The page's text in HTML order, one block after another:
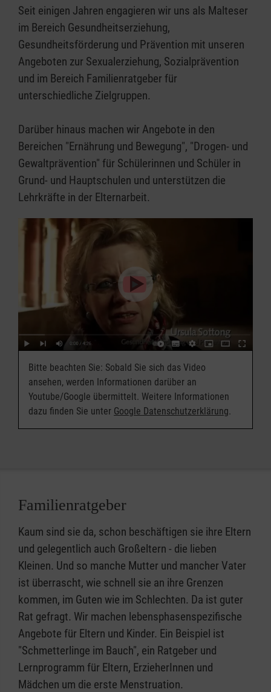
Seit einigen Jahren engagieren wir uns als Malteser
im Bereich Gesundheitserziehung,
Gesundheitsförderung und Prävention mit unseren
Angeboten zur Sexualerziehung, Sozialprävention
und im Bereich Familienratgeber für
unterschiedliche Zielgruppen.
Darüber hinaus machen wir Angebote in den
Bereichen "Ernährung und Bewegung", "Drogen- und
Gewaltprävention" für Schülerinnen und Schüler in
Grund- und Hauptschulen und unterstützen die
Lehrkräfte in der Elternarbeit.
Bitte beachten Sie: Sobald Sie sich das Video
ansehen, werden Informationen darüber an
Youtube/Google übermittelt. Weitere Informationen
dazu finden Sie unter Google Datenschutzerklärung.
Familienratgeber
Kaum sind sie da, schon beschäftigen sie ihre Eltern
und gelegentlich auch Großeltern - die lieben
Kleinen. Und so manche Mutter und mancher Vater
ist überrascht, wie schnell sie an ihre Grenzen
kommen, im Guten wie im Schlechten. Da ist guter
Rat gefragt. Wir machen lebensphasenspezifische
Angebote für Eltern und Kinder. Ein Beispiel ist
"Schmetterlinge im Bauch", ein Ratgeber und
Lernprogramm für Eltern, ErzieherInnen und
Mädchen um die erste Menstruation.